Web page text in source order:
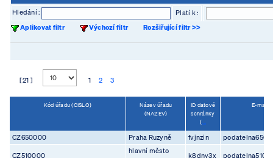
Hledání :
Platí k :
Aplikovat filtr
Výchozí filtr Rozšiřující filtr >>
[ 21 ] 1 2 3
Kód úřadu (CISLO)
Název úřadu
(NAZEV)
ID datové
schránky
(...
E-mail
CZ650000 Praha Ruzyně fvjnzin
CZ510000
hlavní město
k8dny3x